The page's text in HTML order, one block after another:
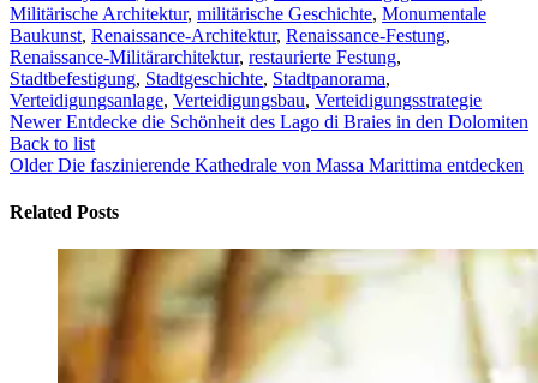
Militärische Architektur, militärische Geschichte, Monumentale
Baukunst, Renaissance-Architektur, Renaissance-Festung,
Renaissance-Militärarchitektur, restaurierte Festung,
Stadtbefestigung, Stadtgeschichte, Stadtpanorama,
Verteidigungsanlage, Verteidigungsbau, Verteidigungsstrategie
Newer Entdecke die Schönheit des Lago di Braies in den Dolomiten
Back to list
Older Die faszinierende Kathedrale von Massa Marittima entdecken
Related Posts